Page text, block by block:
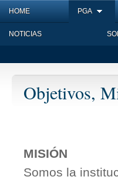
HOME PGA
NOTICIAS
Objetivos,
MISIÓN
Somos la